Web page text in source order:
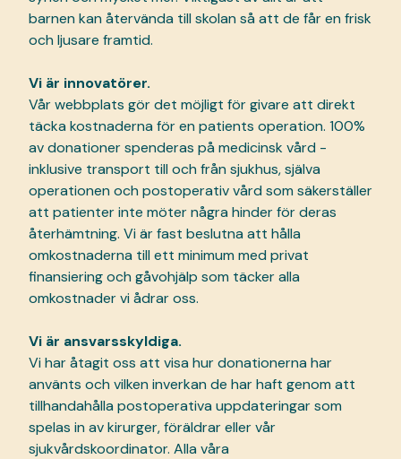
barnen kan återvända till skolan så att de får en frisk
och ljusare framtid.
Vi är innovatörer.
Vår webbplats gör det möjligt för givare att direkt
täcka kostnaderna för en patients operation. 100%
av donationer spenderas på medicinsk vård -
inklusive transport till och från sjukhus, själva
operationen och postoperativ vård som säkerställer
att patienter inte möter några hinder för deras
återhämtning. Vi är fast beslutna att hålla
omkostnaderna till ett minimum med privat
finansiering och gåvohjälp som täcker alla
omkostnader vi ådrar oss.
Vi är ansvarsskyldiga.
Vi har åtagit oss att visa hur donationerna har
använts och vilken inverkan de har haft genom att
tillhandahålla postoperativa uppdateringar som
spelas in av kirurger, föräldrar eller vår
sjukvårdskoordinator. Alla våra